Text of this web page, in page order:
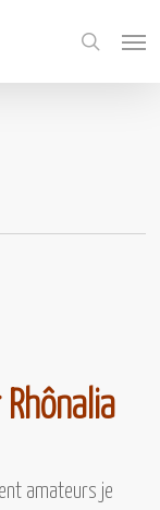
search
amateurs je